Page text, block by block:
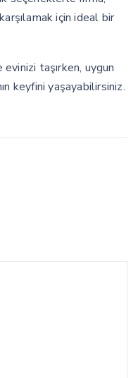
için ideal bir
taşırken, uygun
keyfini yaşayabilirsiniz.